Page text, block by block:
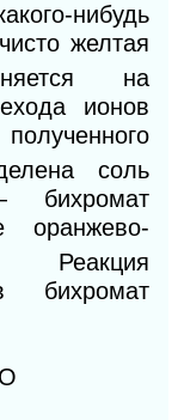
нибудь
чисто желтая
на
ионов
соль
бихромат
Реакция
бихромат
O